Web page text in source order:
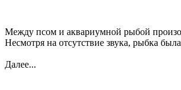
Между псом и аквариумной рыбой
Несмотря на отсутствие звука, рыбка
Далее...